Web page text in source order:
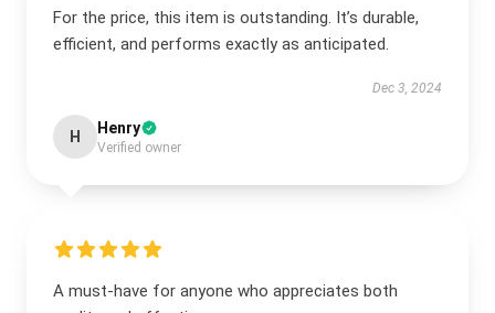
For the price, this item is outstanding. It’s durable,
efficient, and performs exactly as anticipated.
Dec 3, 2024
H Henry
Verified owner
A must-have for anyone who appreciates both